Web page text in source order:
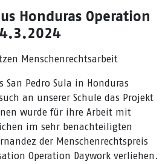
Honduras Operation
Menschenrechtsarbeit
San Pedro Sula in Honduras
an unserer Schule das Projekt
wurde für ihre Arbeit mit
im sehr benachteiligten
der Menschenrechtspreis
Operation Daywork verliehen.